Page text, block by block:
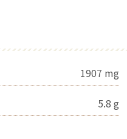
1907 mg
5.8 g